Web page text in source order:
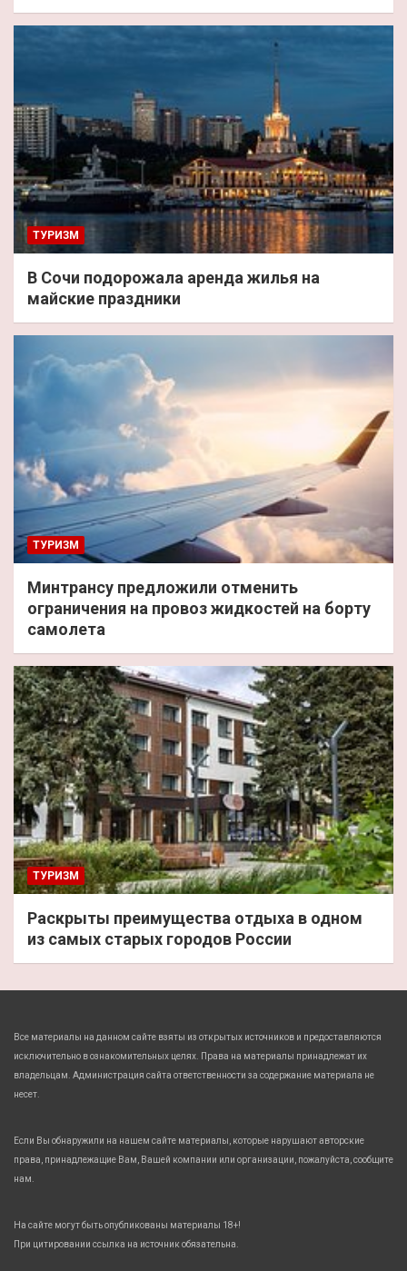
ТУРИЗМ
В Сочи подорожала аренда жилья на
майские праздники
ТУРИЗМ
Минтрансу предложили отменить
ограничения на провоз жидкостей на борту
самолета
ТУРИЗМ
Раскрыты преимущества отдыха в одном
из самых старых городов России
Все материалы на данном сайте взяты из открытых источников и предоставляются
исключительно в ознакомительных целях. Права на материалы принадлежат их
владельцам. Администрация сайта ответственности за содержание материала не
несет.
Если Вы обнаружили на нашем сайте материалы, которые нарушают авторские
права, принадлежащие Вам, Вашей компании или организации, пожалуйста, сообщите
нам.
На сайте могут быть опубликованы материалы 18+!
При цитировании ссылка на источник обязательна.